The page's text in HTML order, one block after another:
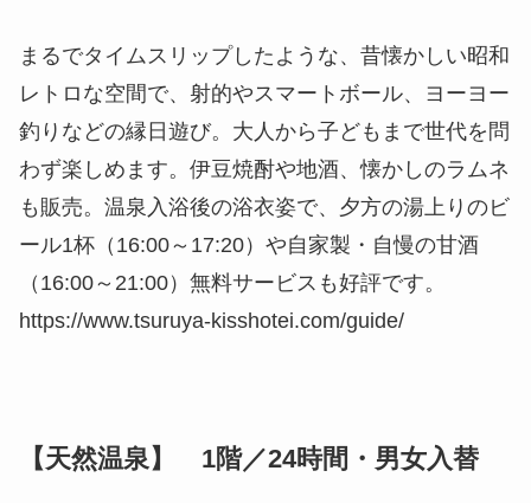
まるでタイムスリップしたような、昔懐かしい昭和
レトロな空間で、射的やスマートボール、ヨーヨー
釣りなどの縁日遊び。大人から子どもまで世代を問
わず楽しめます。伊豆焼酎や地酒、懐かしのラムネ
も販売。温泉入浴後の浴衣姿で、夕方の湯上りのビ
ール1杯（16:00～17:20）や自家製・自慢の甘酒
（16:00～21:00）無料サービスも好評です。
https://www.tsuruya-kisshotei.com/guide/
【天然温泉】 1階／24時間・男女入替